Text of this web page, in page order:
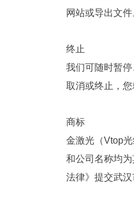
网站或导出文
终止
我们可随时暂
取消或终止，
商标
金激光（Vtop
和公司名称均
法律》提交武